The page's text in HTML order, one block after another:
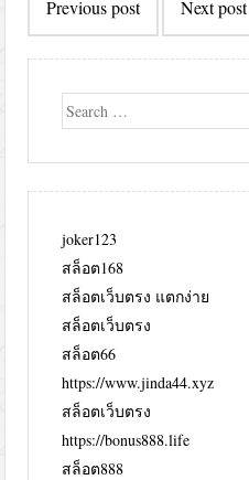
navigation
Previous post Next post
Search
joker123
สล็อต168
สล็อตเว็บตรง แตกง่าย
สล็อตเว็บตรง
สล็อต66
https://www.jinda44.xyz
สล็อตเว็บตรง
https://bonus888.life
สล็อต888